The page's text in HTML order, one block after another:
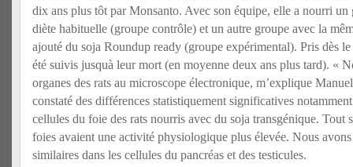
dix ans plus tôt par Monsanto. Avec son équipe, elle a nourri un
diète habituelle (groupe contrôle) et un autre groupe avec la
ajouté du soja Roundup ready (groupe expérimental). Pris dès
été suivis jusquà leur mort (en moyenne deux ans plus tard). «
organes des rats au microscope électronique, m’explique
constaté des différences statistiquement significatives
cellules du foie des rats nourris avec du soja transgénique. Tout
foies avaient une activité physiologique plus élevée. Nous
similaires dans les cellules du pancréas et des testicules.